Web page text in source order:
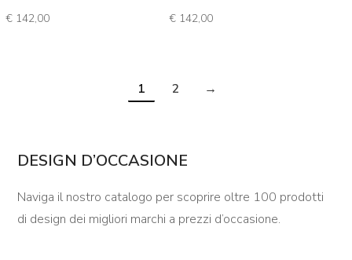
DESIGN D’OCCASIONE
Naviga il nostro catalogo per scoprire oltre 100 prodotti
di design dei migliori marchi a prezzi d’occasione.
€ 142,00 € 142,00
1 2 →